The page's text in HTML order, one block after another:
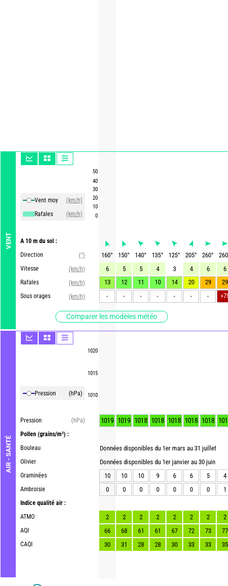
VENT
Vent moy
(km/h)
Rafales
(km/h)
A 10 m du sol :
Direction
(°)
Vitesse
(km/h)
Rafales
(km/h)
Sous orages
(km/h)
Comparer les modèles météo
AIR - SANTÉ
Pression (hPa)
Pression
(hPa)
Pollen (grains/m³) :
Bouleau
Olivier
Graminées
Ambroisie
Indice qualité air :
ATMO
AQI
CAQI
50
40
30
20
10
0
1020
1015
1010
160° 150° 140° 135° 125° 205° 260°
260
6
5 5 4 3 4 6
6
13
12 11 10 14 20 29
29
-
- - - - - -
1019 1019 1018 1018 1018 1018 1018
Données disponibles du 1er mars au 31 juillet
Données disponibles du 1er janvier au 30 juin
10
10 10 9 6 6 5
4
0
0 0 0 0 0 0 1
2 2 2 2 2 2 2
2
66
68 61 61 67 72 73
77
30
31 28 28 30 33 33 35